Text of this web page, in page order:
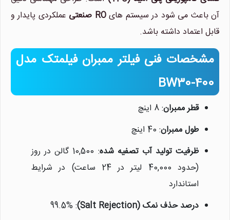
آن باعث می شود در سیستم هایRO صنعتی
عملکردی پایدار و
قابل اعتماد داشته باشد.
مشخصات فنی فیلتر ممبران فیلمتک مدل
BW30-400
قطر ممبران: 8 اینچ
طول ممبران: 40 اینچ
ظرفیت تولید آب تصفیه شده
: 10,500 گالن در روز
(حدود 40,000 لیتر در 24 ساعت) در شرایط
استاندارد
درصد حذف نمک (Salt Rejection)
: 99.5%